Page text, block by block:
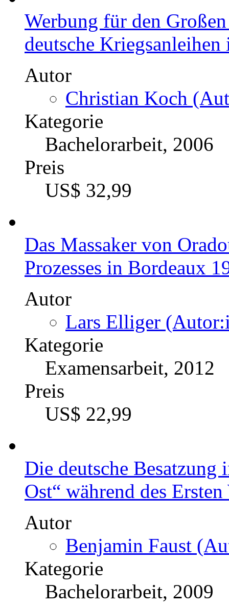
Werbung für den
deutsche
Autor
Christian Koch
Kategorie
Bachelorarbeit, 2006
Preis
US$ 32,99
Das Massaker von
Prozesses in Bordeaux
Autor
Lars Elliger
Kategorie
Examensarbeit, 2012
Preis
US$ 22,99
Die deutsche Besatzung
Ost“ während des
Autor
Benjamin Faust
Kategorie
Bachelorarbeit, 2009